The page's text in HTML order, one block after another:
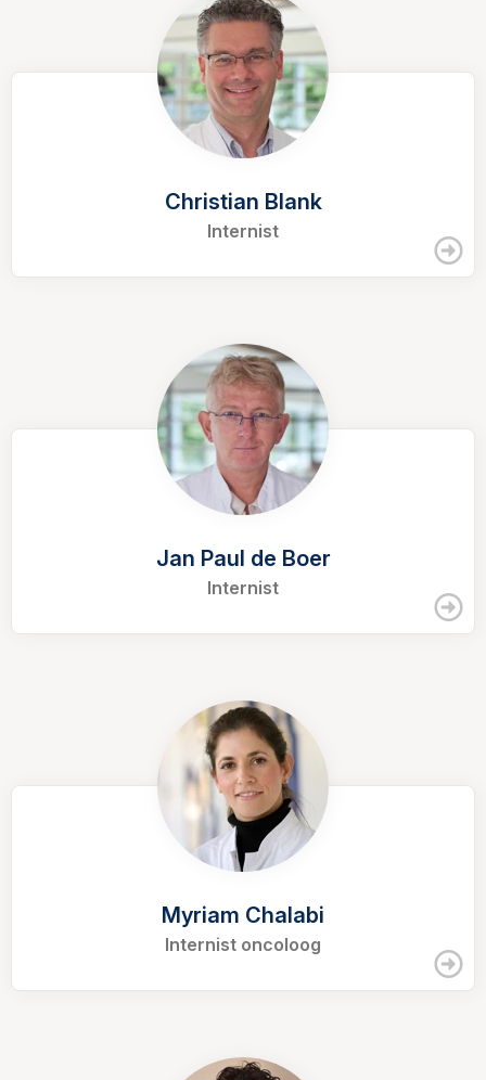
Christian Blank
Internist
Jan Paul de Boer
Internist
Myriam Chalabi
Internist oncoloog